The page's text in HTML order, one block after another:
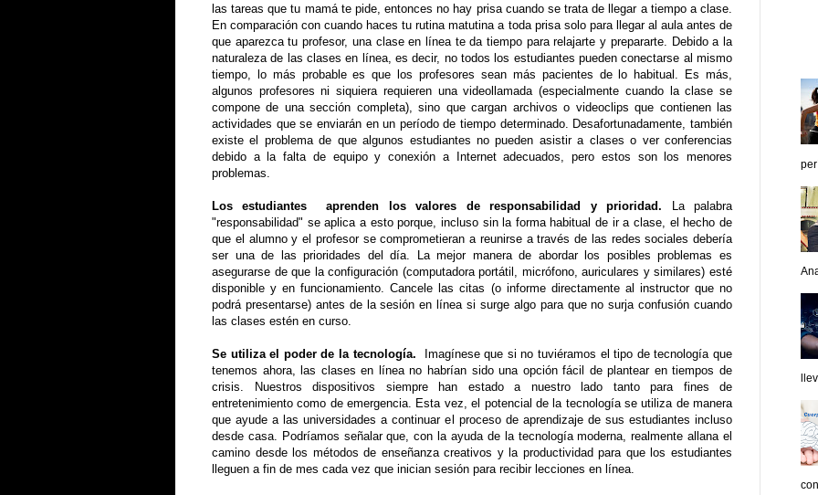
las tareas que tu mamá te pide, entonces no hay prisa cuando se trata de llegar a tiempo a clase.
En comparación con cuando haces tu rutina matutina a toda prisa solo para llegar al aula antes de
que aparezca tu profesor, una clase en línea te da tiempo para relajarte y prepararte. Debido a la
naturaleza de las clases en línea, es decir, no todos los estudiantes pueden conectarse al mismo
tiempo, lo más probable es que los profesores sean más pacientes de lo habitual. Es más,
algunos profesores ni siquiera requieren una videollamada (especialmente cuando la clase se
compone de una sección completa), sino que cargan archivos o videoclips que contienen las
actividades que se enviarán en un período de tiempo determinado. Desafortunadamente, también
existe el problema de que algunos estudiantes no pueden asistir a clases o ver conferencias
debido a la falta de equipo y conexión a Internet adecuados, pero estos son los menores
problemas.
Los estudiantes aprenden los valores de responsabilidad y prioridad. La palabra
"responsabilidad" se aplica a esto porque, incluso sin la forma habitual de ir a clase, el hecho de
que el alumno y el profesor se comprometieran a reunirse a través de las redes sociales debería
ser una de las prioridades del día. La mejor manera de abordar los posibles problemas es
asegurarse de que la configuración (computadora portátil, micrófono, auriculares y similares) esté
disponible y en funcionamiento. Cancele las citas (o informe directamente al instructor que no
podrá presentarse) antes de la sesión en línea si surge algo para que no surja confusión cuando
las clases estén en curso.
Se utiliza el poder de la tecnología. Imagínese que si no tuviéramos el tipo de tecnología que
tenemos ahora, las clases en línea no habrían sido una opción fácil de plantear en tiempos de
crisis. Nuestros dispositivos siempre han estado a nuestro lado tanto para fines de
entretenimiento como de emergencia. Esta vez, el potencial de la tecnología se utiliza de manera
que ayude a las universidades a continuar el proceso de aprendizaje de sus estudiantes incluso
desde casa. Podríamos señalar que, con la ayuda de la tecnología moderna, realmente allana el
camino desde los métodos de enseñanza creativos y la productividad para que los estudiantes
lleguen a fin de mes cada vez que inician sesión para recibir lecciones en línea.